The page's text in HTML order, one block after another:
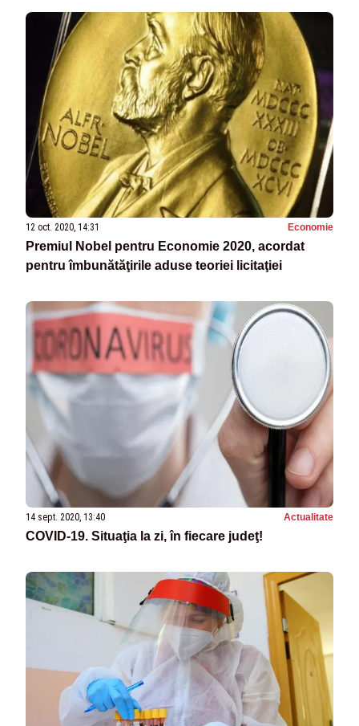
12 oct. 2020, 14:31 Economie
Premiul Nobel pentru Economie 2020, acordat
pentru îmbunătăţirile aduse teoriei licitaţiei
14 sept. 2020, 13:40 Actualitate
COVID-19. Situaţia la zi, în fiecare judeţ!